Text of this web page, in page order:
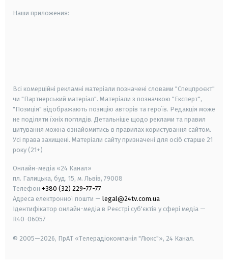
Наши приложения:
Всі комерційні рекламні матеріали позначені словами "Спецпроєкт"
чи "Партнерський матеріал". Матеріали з позначкою "Експерт",
"Позиція" відображають позицію авторів та героїв. Редакція може
не поділяти їхніх поглядів. Детальніше щодо реклами та правил
цитування можна ознайомитись в правилах користування сайтом.
Усі права захищені. Матеріали сайту призначені для осіб старше 21
року (21+)
Онлайн-медіа «24 Канал»
пл. Галицька, буд. 15, м. Львів, 79008
Телефон +380 (32) 229-77-77
Адреса електронної пошти — legal@24tv.com.ua
Ідентифікатор онлайн-медіа в Реєстрі суб'єктів у сфері медіа —
R40-06057
© 2005—2026, ПрАТ «Телерадіокомпанія "Люкс"», 24 Канал.